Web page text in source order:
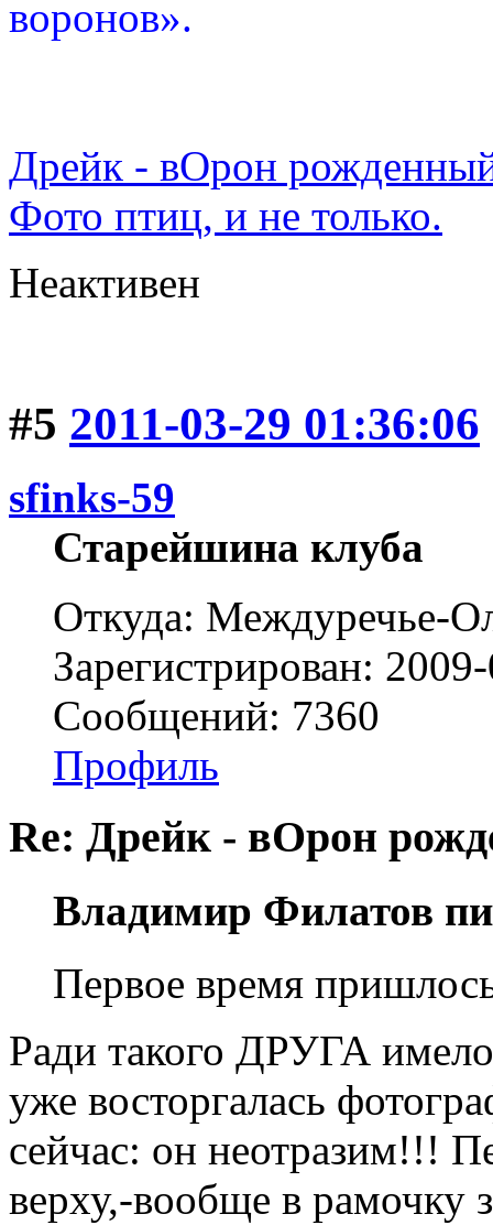
воронов».
Дрейк - вОрон
Фото птиц, и не только.
Неактивен
#5 2011-03-29 01:36:06
sfinks-59
Старейшина клуба
Откуда: Междуречье-
Зарегистрирован:
Сообщений: 7360
Профиль
Re: Дрейк - вОрон
Владимир Филатов
Первое время
Ради такого ДРУГА
уже восторгалась
сейчас: он неотразим!!!
верху,-вообще в рамочку